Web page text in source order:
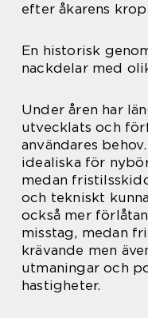
efter åkarens
En historisk
nackdelar med
Under åren har
utvecklats och
användares
idealiska för
medan
och tekniskt
också mer
misstag, medan
krävande men
utmaningar och
hastigheter.